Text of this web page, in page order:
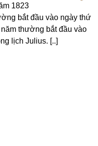
1823
bắt đầu vào ngày thứ
thường bắt đầu vào
lịch Julius. [..]